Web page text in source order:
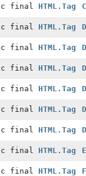
final HTML.Tag
final HTML.Tag
final HTML.Tag
final HTML.Tag
final HTML.Tag
final HTML.Tag
final HTML.Tag
final HTML.Tag
final HTML.Tag